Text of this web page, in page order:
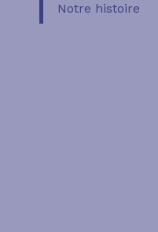
Notre histoire